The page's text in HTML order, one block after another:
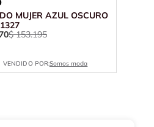
MUJER AZUL OSCURO
$ 153.195
VENDIDO POR:Somos moda